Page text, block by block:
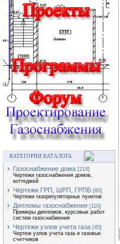
КАТЕГОРИИ КАТАЛОГА
Газоснабжение дома [219]
Чертежи газоснабжения домов,
коттеджей
Чертежи ГРП, ШРП, ГРПБ [80]
Чертежи газорегуляторных пунктов
Дипломы газоснабжения [110]
Примеры дипломов, курсовых работ
систем газоснабжения
Чертежи узлов учета газа [45]
Чертеж узлов учета газа и газовых
счетчиков